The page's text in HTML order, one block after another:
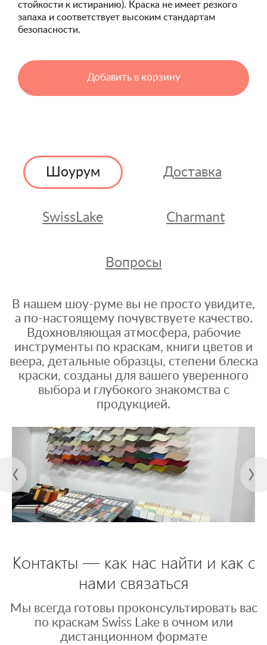
стойкости к истиранию). Краска не имеет резкого
запаха и соответствует высоким стандартам
безопасности.
Добавить в корзину
Шоурум Доставка
SwissLake Charmant
Вопросы
В нашем шоу-руме вы не просто увидите,
а по-настоящему почувствуете качество.
Вдохновляющая атмосфера, рабочие
инструменты по краскам, книги цветов и
веера, детальные образцы, степени блеска
краски, созданы для вашего уверенного
выбора и глубокого знакомства с
продукцией.
Контакты — как нас найти и как с
нами связаться
Мы всегда готовы проконсультировать вас
по краскам Swiss Lake в очном или
дистанционном формате